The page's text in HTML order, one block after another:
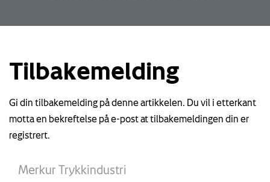
Tilbakemelding
Gi din tilbakemelding på denne artikkelen. Du vil i etterkant
motta en bekreftelse på e-post at tilbakemeldingen din er
registrert.